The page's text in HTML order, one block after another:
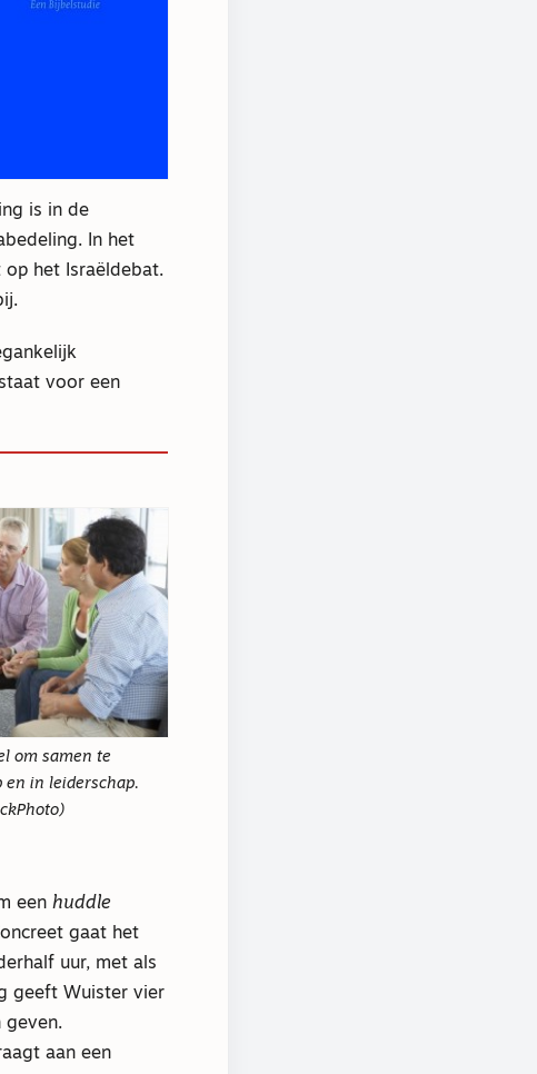
is in de
In het
het Israëldebat.
voor een
om samen te
en in leiderschap.
een huddle
gaat het
uur, met als
geeft Wuister vier
geven.
aan een